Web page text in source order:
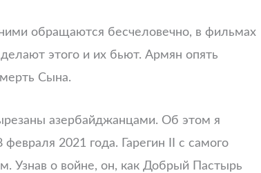
обращаются бесчеловечно, в фильмах
этого и их бьют. Армян опять
Сына.
азербайджанцами. Об этом я
2021 года. Гарегин II с самого
Узнав о войне, он, как Добрый Пастырь